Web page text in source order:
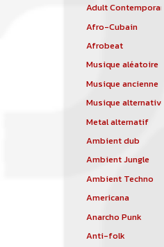
Adult Contemporary
Afro-Cubain
Afrobeat
Musique aléatoire
Musique ancienne
Musique alternative
Metal alternatif
Ambient dub
Ambient Jungle
Ambient Techno
Americana
Anarcho Punk
Anti-folk